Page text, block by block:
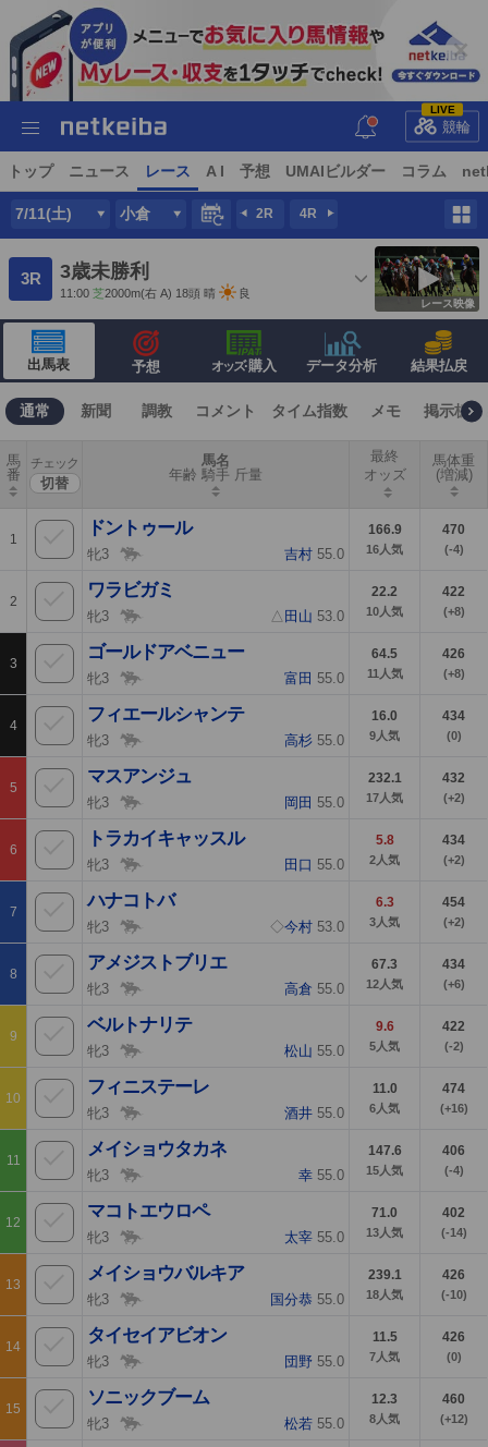
LIVE
競輪
トップ ニュース レース A I 予想 UMAIビルダー コラム
7/11(土) 小倉 2R 4R
3R 3歳未勝利
11:00 芝2000m(右 A) 18頭 晴 良
レース映像
出馬表 予想 オッズ·購入 データ分析 結果払戻
通常 新聞 調教 コメント タイム指数 メモ 掲示板
馬
番
チェック
馬名
年齢 騎手 斤量
最終
オッズ
馬体重
(増減)
1
ドントゥール
牝3 吉村 55.0
166.9
16 人気
470
(-4)
2
ワラビガミ
牝3 △ 田山 53.0
22.2
10 人気
422
(+8)
3
ゴールドアベニュー
牝3 富田 55.0
64.5
11 人気
426
(+8)
4
フィエールシャンテ
牝3 高杉 55.0
16.0
9 人気
434
(0)
5
マスアンジュ
牝3 岡田 55.0
232.1
17 人気
432
(+2)
6
トラカイキャッスル
牝3 田口 55.0
5.8
2 人気
434
(+2)
7
ハナコトバ
牝3 ◇今村 53.0
6.3
3 人気
454
(+2)
8
アメジストブリエ
牝3 高倉 55.0
67.3
12 人気
434
(+6)
9
ベルトナリテ
牝3 松山 55.0
9.6
5 人気
422
(-2)
10
フィニステーレ
牝3 酒井 55.0
11.0
6 人気
474
(+16)
11
メイショウタカネ
牝3 幸 55.0
147.6
15 人気
406
(-4)
12
マコトエウロペ
牝3 太宰 55.0
71.0
13 人気
402
(-14)
13
メイショウバルキア
牝3 国分恭 55.0
239.1
18 人気
426
(-10)
14
タイセイアビオン
牝3 団野 55.0
11.5
7 人気
426
(0)
15
ソニックブーム
牝3 松若 55.0
12.3
8 人気
460
(+12)